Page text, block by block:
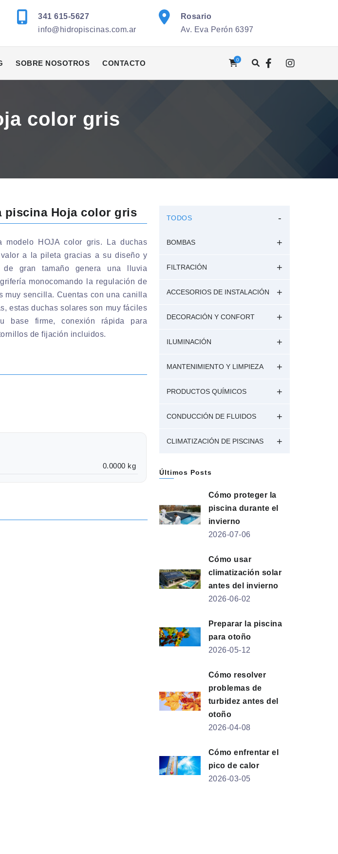
341 615-5627
info@hidropiscinas.com.ar
Rosario
Av. Eva Perón 6397
SOBRE NOSOTROS CONTACTO 0
color gris
piscina Hoja color gris
modelo HOJA color gris. La duchas
a la pileta gracias a su diseño y
gran tamaño genera una lluvia
monocomando la regulación de
muy sencilla. Cuentas con una canilla
estas duchas solares son muy fáciles
base firme, conexión rápida para
de fijación incluidos.
0.0000 kg
TODOS
BOMBAS
FILTRACIÓN
ACCESORIOS DE INSTALACIÓN
DECORACIÓN Y CONFORT
ILUMINACIÓN
MANTENIMIENTO Y LIMPIEZA
PRODUCTOS QUÍMICOS
CONDUCCIÓN DE FLUIDOS
CLIMATIZACIÓN DE PISCINAS
Últimos Posts
Cómo proteger la
piscina durante el
invierno
2026-07-06
Cómo usar
climatización solar
antes del invierno
2026-06-02
Preparar la piscina
para otoño
2026-05-12
Cómo resolver
problemas de
turbidez antes del
otoño
2026-04-08
Cómo enfrentar el
pico de calor
2026-03-05